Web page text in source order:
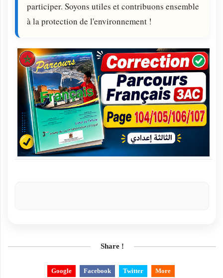
participer. Soyons utiles et contribuons ensemble
à la protection de l'environnement !
Share !
Google Facebook Twitter More